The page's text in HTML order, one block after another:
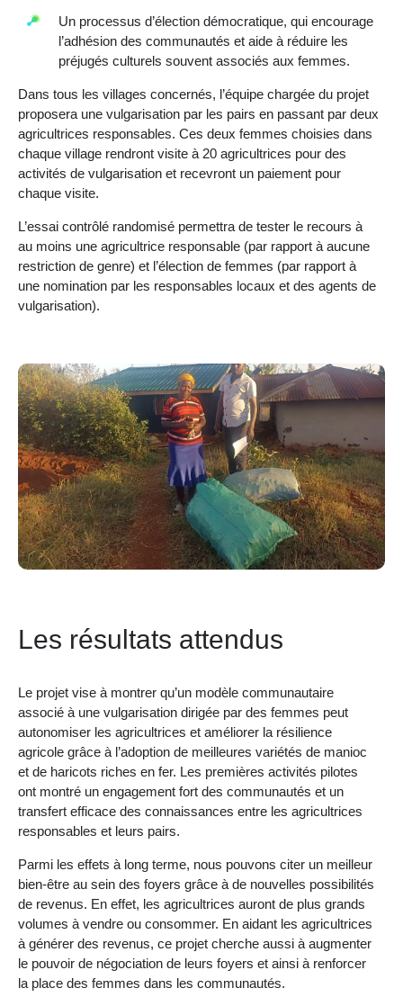
Un processus d’élection démocratique, qui encourage
l’adhésion des communautés et aide à réduire les
préjugés culturels souvent associés aux femmes.
Dans tous les villages concernés, l’équipe chargée du projet
proposera une vulgarisation par les pairs en passant par deux
agricultrices responsables. Ces deux femmes choisies dans
chaque village rendront visite à 20 agricultrices pour des
activités de vulgarisation et recevront un paiement pour
chaque visite.
L’essai contrôlé randomisé permettra de tester le recours à
au moins une agricultrice responsable (par rapport à aucune
restriction de genre) et l’élection de femmes (par rapport à
une nomination par les responsables locaux et des agents de
vulgarisation).
Les résultats attendus
Le projet vise à montrer qu’un modèle communautaire
associé à une vulgarisation dirigée par des femmes peut
autonomiser les agricultrices et améliorer la résilience
agricole grâce à l’adoption de meilleures variétés de manioc
et de haricots riches en fer. Les premières activités pilotes
ont montré un engagement fort des communautés et un
transfert efficace des connaissances entre les agricultrices
responsables et leurs pairs.
Parmi les effets à long terme, nous pouvons citer un meilleur
bien-être au sein des foyers grâce à de nouvelles possibilités
de revenus. En effet, les agricultrices auront de plus grands
volumes à vendre ou consommer. En aidant les agricultrices
à générer des revenus, ce projet cherche aussi à augmenter
le pouvoir de négociation de leurs foyers et ainsi à renforcer
la place des femmes dans les communautés.